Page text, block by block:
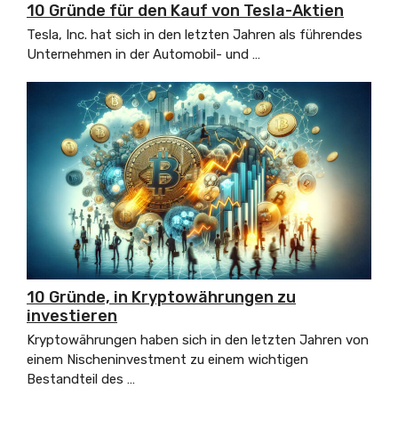
10 Gründe für den Kauf von Tesla-Aktien
Tesla, Inc. hat sich in den letzten Jahren als führendes
Unternehmen in der Automobil- und …
10 Gründe, in Kryptowährungen zu
investieren
Kryptowährungen haben sich in den letzten Jahren von
einem Nischeninvestment zu einem wichtigen
Bestandteil des …